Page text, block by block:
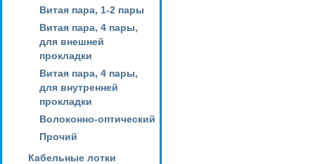
Витая пара, 1-2 пары
Витая пара, 4 пары,
для внешней
прокладки
Витая пара, 4 пары,
для внутренней
прокладки
Волоконно-оптический
Прочий
Кабельные лотки